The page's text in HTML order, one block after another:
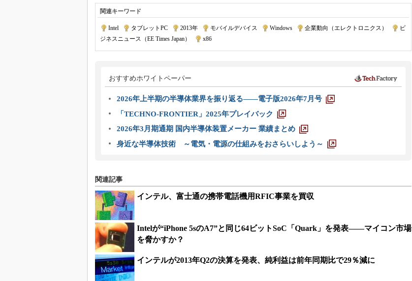
関連キーワード
Intel タブレットPC 2013年 モバイルデバイス Windows 企業動向（エレクトロニクス）
ビ
ジネスニュース（EE Times Japan）
x86
おすすめホワイトペーパー
2026年上半期の半導体業界を振り返る――電子版2026年7月号
「TECHNO-FRONTIER」2025年プレイバック
2026年3月期通期 国内半導体装置メーカー 業績まとめ
身近な半導体技術 ～電気・電源の仕組みをおさらいしよう～
関連記事
インテル、富士通の携帯電話機用RFIC事業を買収
Intelが“iPhone 5sのA7”と同じ64ビットSoC「Quark」を発表――マイコン市場
を脅かすか？
インテルが2013年Q2の決算を発表、純利益は前年同期比で29％減に